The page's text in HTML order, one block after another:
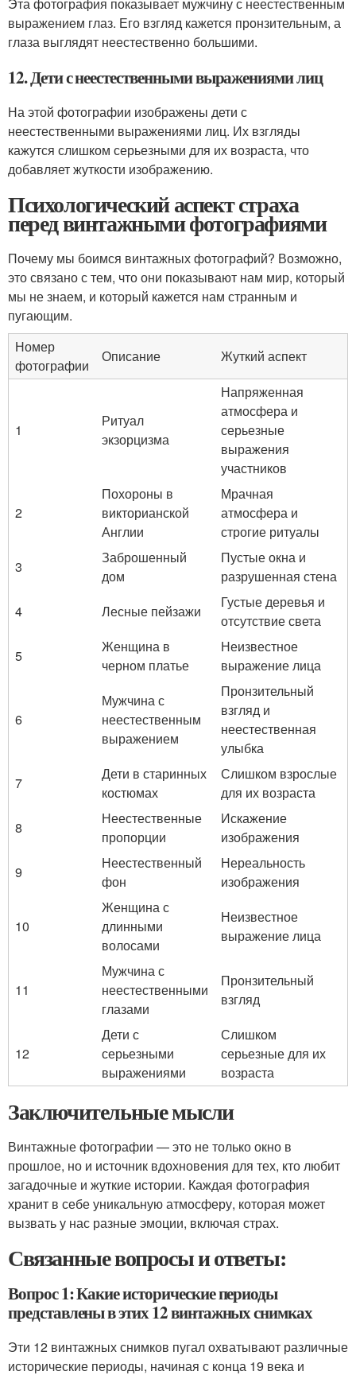
выражением глаз. Его взгляд кажется пронзительным, а
глаза выглядят неестественно большими.
12. Дети с неестественными выражениями лиц
На этой фотографии изображены дети с
неестественными выражениями лиц. Их взгляды
кажутся слишком серьезными для их возраста, что
добавляет жуткости изображению.
Психологический аспект страха
перед винтажными фотографиями
Почему мы боимся винтажных фотографий? Возможно,
это связано с тем, что они показывают нам мир, который
мы не знаем, и который кажется нам странным и
пугающим.
Номер
фотографии
Описание Жуткий аспект
1
Ритуал
экзорцизма
Напряженная
атмосфера и
серьезные
выражения
участников
2
Похороны в
викторианской
Англии
Мрачная
атмосфера и
строгие ритуалы
3
Заброшенный
дом
Пустые окна и
разрушенная стена
4
Лесные пейзажи
Густые деревья и
отсутствие света
5
Женщина в
черном платье
Неизвестное
выражение лица
6
Мужчина с
неестественным
выражением
Пронзительный
взгляд и
неестественная
улыбка
7
Дети в старинных
костюмах
Слишком взрослые
для их возраста
8
Неестественные
пропорции
Искажение
изображения
9
Неестественный
фон
Нереальность
изображения
10
Женщина с
длинными
волосами
Неизвестное
выражение лица
11
Мужчина с
неестественными
глазами
Пронзительный
взгляд
12
Дети с
серьезными
выражениями
Слишком
серьезные для их
возраста
Заключительные мысли
Винтажные фотографии — это не только окно в
прошлое, но и источник вдохновения для тех, кто любит
загадочные и жуткие истории. Каждая фотография
хранит в себе уникальную атмосферу, которая может
вызвать у нас разные эмоции, включая страх.
Связанные вопросы и ответы:
Вопрос 1: Какие исторические периоды
представлены в этих 12 винтажных снимках
Эти 12 винтажных снимков пугал охватывают различные
исторические периоды, начиная с конца 19 века и